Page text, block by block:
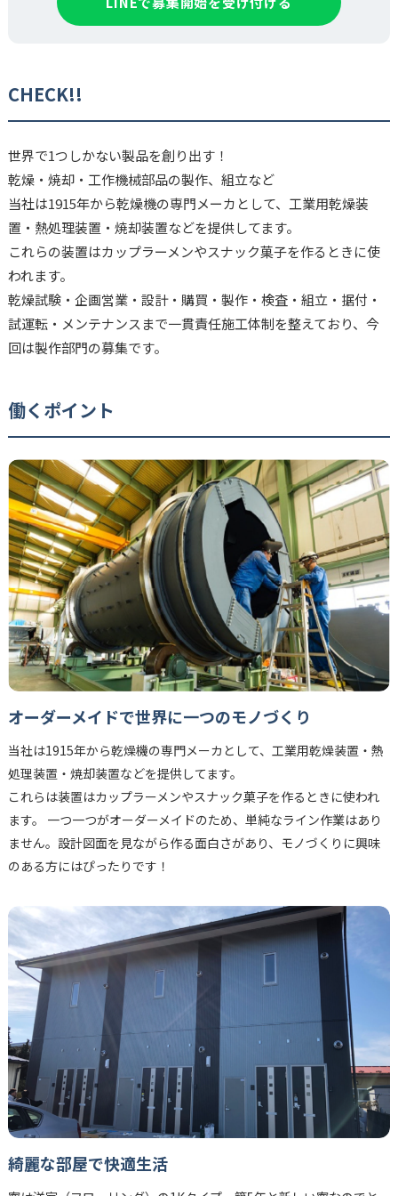
CHECK!!
世界で1つしかない製品を創り出す！
乾燥・焼却・工作機械部品の製作、組立など
当社は1915年から乾燥機の専門メーカとして、工業用乾燥装
置・熱処理装置・焼却装置などを提供してます。
これらの装置はカップラーメンやスナック菓子を作るときに使
われます。
乾燥試験・企画営業・設計・購買・製作・検査・組立・据付・
試運転・メンテナンスまで一貫責任施工体制を整えており、今
回は製作部門の募集です。
働くポイント
オーダーメイドで世界に一つのモノづくり
当社は1915年から乾燥機の専門メーカとして、工業用乾燥装置・熱
処理装置・焼却装置などを提供してます。
これらは装置はカップラーメンやスナック菓子を作るときに使われ
ます。 一つ一つがオーダーメイドのため、単純なライン作業はあり
ません。設計図面を見ながら作る面白さがあり、モノづくりに興味
のある方にはぴったりです！
綺麗な部屋で快適生活